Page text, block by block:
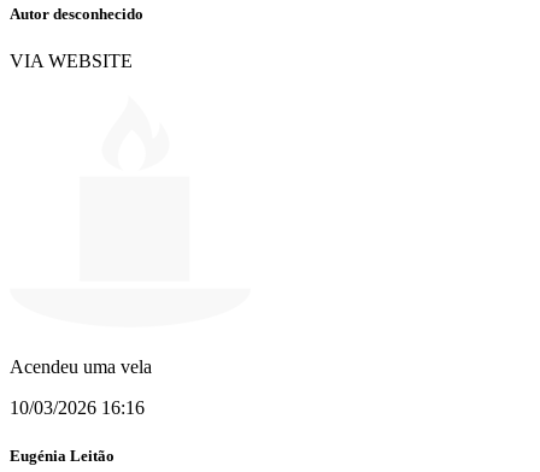
Autor desconhecido
VIA WEBSITE
Acendeu uma vela
10/03/2026 16:16
Eugénia Leitão